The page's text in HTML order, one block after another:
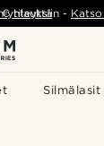
Silmälasit
€tilauksiin -
yhteyttä